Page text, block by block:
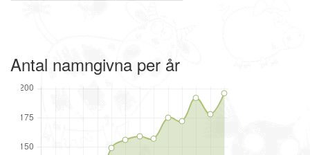
Antal namngivna per år